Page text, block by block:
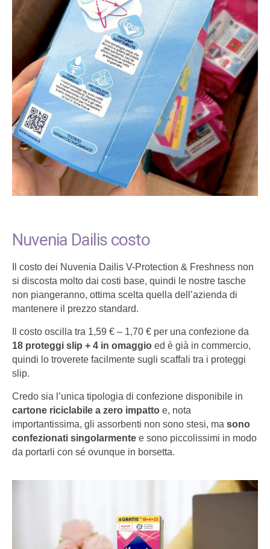
Nuvenia Dailis costo
Il costo dei Nuvenia Dailis V-Protection & Freshness non
si discosta molto dai costi base, quindi le nostre tasche
non piangeranno, ottima scelta quella dell’azienda di
mantenere il prezzo standard.
Il costo oscilla tra 1,59 € – 1,70 € per una confezione da
18 proteggi slip + 4 in omaggio ed è già in commercio,
quindi lo troverete facilmente sugli scaffali tra i proteggi
slip.
Credo sia l’unica tipologia di confezione disponibile in
cartone riciclabile a zero impatto e, nota
importantissima, gli assorbenti non sono stesi, ma sono
confezionati singolarmente e sono piccolissimi in modo
da portarli con sé ovunque in borsetta.